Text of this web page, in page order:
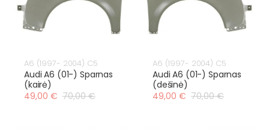
A6 (1997- 2004) C5
Audi A6 (01-) Sparnas
(kairė)
49,00 € 70,00 €
A6 (1997- 2004) C5
Audi A6 (01-) Sparnas
(dešinė)
49,00 € 70,00 €